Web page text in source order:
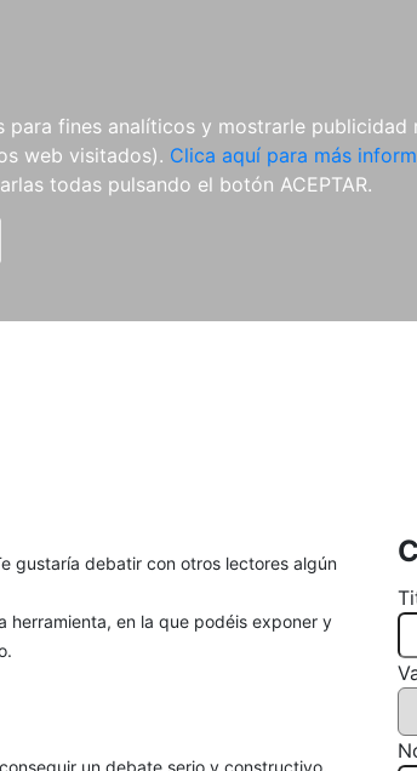
fines analíticos y mostrarle
web visitados). Clica aquí para más
todas pulsando el botón ACEPTAR.
Y EDICIONES
REVISTAS
CDS Y
DVDS
gustaría debatir con otros lectores algún
herramienta, en la que podéis exponer y
un debate serio y constructivo,